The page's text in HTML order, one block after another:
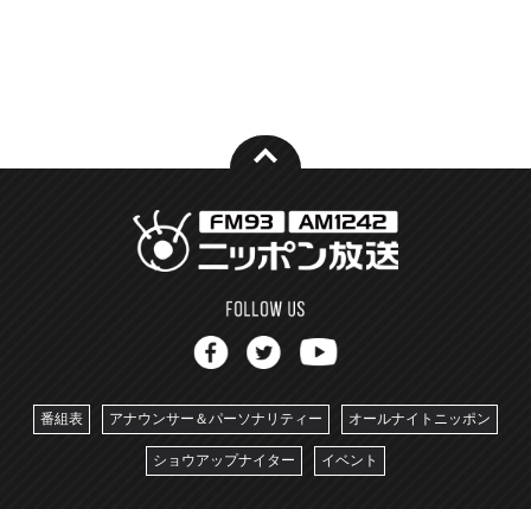
番組表 アナウンサー＆パーソナリティー オールナイトニッポン
ショウアップナイター イベント